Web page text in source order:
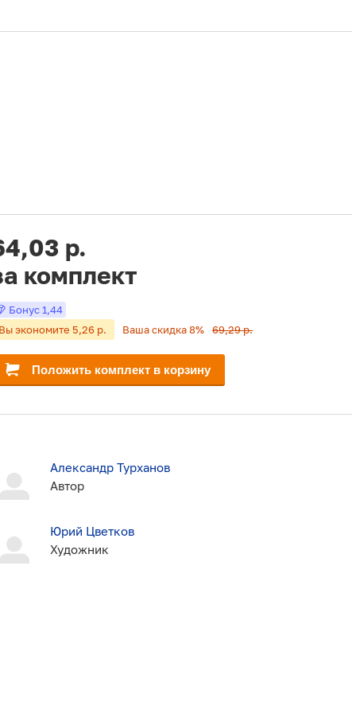
р.
комплект
Бонус1,44
Вы экономите 5,26 р.
Ваша скидка 8% 69,29 р.
Положить комплект в корзину
Александр Турханов
Автор
Юрий Цветков
Художник